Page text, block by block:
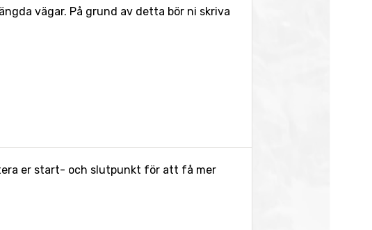
vägar. På grund av detta bör ni skriva
er start- och slutpunkt för att få mer